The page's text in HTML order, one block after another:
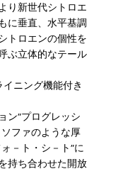
り新世代シトロエ
に垂直、水平基調
トロエンの個性を
ぶ立体的なテール
ニング機能付き
ン”プログレッシ
ファのような厚
－ト・シ－ト”に
持ち合わせた開放